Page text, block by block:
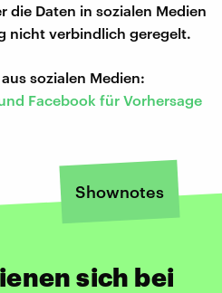
die Daten in sozialen Medien
nicht verbindlich geregelt.
sozialen Medien:
Facebook für Vorhersage
Shownotes
sich bei